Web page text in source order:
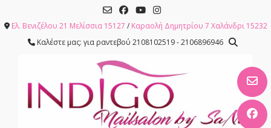
content
Ελ. Βενιζέλου 21 Μελίσσια 15127 / Καραολή Δημητρίου 7 Χαλάνδρι 15232
Καλέστε μας: για ραντεβού 2108102519 - 2106896946